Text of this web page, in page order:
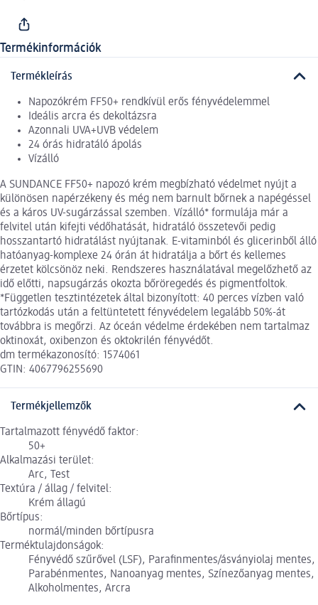
Termékinformációk
Termékleírás
Napozókrém FF50+ rendkívül erős fényvédelemmel
Ideális arcra és dekoltázsra
Azonnali UVA+UVB védelem
24 órás hidratáló ápolás
Vízálló
A SUNDANCE FF50+ napozó krém megbízható védelmet nyújt a
különösen napérzékeny és még nem barnult bőrnek a napégéssel
és a káros UV-sugárzással szemben. Vízálló* formulája már a
felvitel után kifejti védőhatását, hidratáló összetevői pedig
hosszantartó hidratálást nyújtanak. E-vitaminból és glicerinből álló
hatóanyag-komplexe 24 órán át hidratálja a bőrt és kellemes
érzetet kölcsönöz neki. Rendszeres használatával megelőzhető az
idő előtti, napsugárzás okozta bőröregedés és pigmentfoltok.
*Független tesztintézetek által bizonyított: 40 perces vízben való
tartózkodás után a feltüntetett fényvédelem legalább 50%-át
továbbra is megőrzi. Az óceán védelme érdekében nem tartalmaz
oktinoxát, oxibenzon és oktokrilén fényvédőt.
dm termékazonosító: 1574061
GTIN: 4067796255690
Termékjellemzők
Tartalmazott fényvédő faktor:
50+
Alkalmazási terület:
Arc, Test
Textúra / állag / felvitel:
Krém állagú
Bőrtípus:
normál/minden bőrtípusra
Terméktulajdonságok:
Fényvédő szűrővel (LSF), Parafinmentes/ásványiolaj mentes,
Parabénmentes, Nanoanyag mentes, Színezőanyag mentes,
Alkoholmentes, Arcra